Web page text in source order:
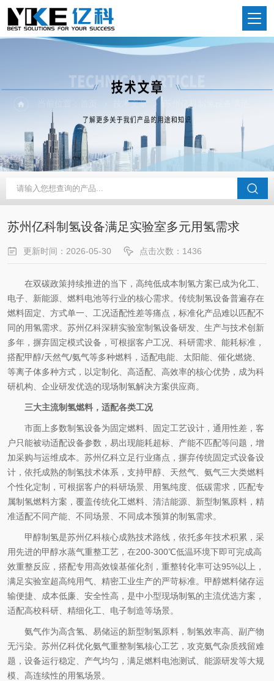
技术文章
苏州亿科制氢设备满足实验室多元用氢需求
更新时间：2026-05-30 点击次数：1436
在双碳政策持续推进的当下，高纯低成本制氢方案已成为化工、
电子、新能源、燃料电池等行业的核心需求。传统制氢设备普遍存在
燃料固定、方式单一、工况适配性差等痛点，标准化产品难以匹配不
同的用氢需求。苏州亿科深耕实验室制氢设备研发、生产与技术创新
多年，摒弃固定模式设备，可根据客户工况、科研需求、能耗标准，
搭配甲醇/天然气/氨气等多种燃料，适配电能、太阳能、催化燃烧、
等离子体多种方式，以定制化、高适配、高效率的核心优势，成为科
研机构、企业研发优选的现场制氢解决方案供应商。
三大主流制氢燃料，适配各类工况
市面上多数制氢设备为固定燃料、固定工艺设计，通用性差，客
户只能被动适配设备参数，易出现能耗超标、产能不匹配等问题，增
加采购与运维成本。苏州亿科立足行业痛点，摒弃传统固定式设备设
计，依托成熟的制氢技术体系，支持甲醇、天然气、氨气三大类燃料
个性化定制，可根据客户的科研场景、用氢纯度、低碳需求，匹配专
属制氢燃料方案，覆盖传统化工燃料、清洁能源、新型制氢原料，精
准适配不同产能、不同场景、不同成本预算的制氢需求。
甲醇制氢是苏州亿科核心成熟技术路线，依托多年技术积累，采
用先进的甲醇水蒸气重整工艺，在200-300℃低温环境下即可完成高
效重整反应，搭配专用高效镍基催化剂，重整转化率可达95%以上，
满足实验室超高纯用气、精密工业生产的严苛标准。甲醇燃料储存运
输便捷、成本低廉、安全性高，是中小型现场制氢的主流优选方案，
适配高校科研、精细化工、电子制造等场景。
氨气作为高含氢、易储运的新型制氢原料，制氢效率高、副产物
无污染。苏州亿科优化氨气重整制氢核心工艺，攻克氨气杂质残留难
题，设备运行稳定、产气均匀，满足燃料电池测试、能源研发等大规
模、高连续性的用氢场景。